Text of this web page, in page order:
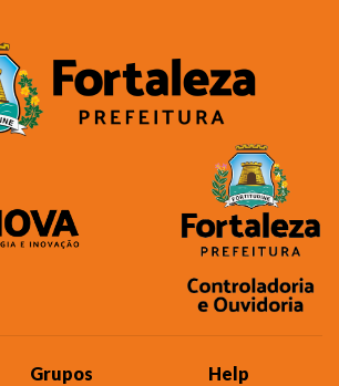
Grupos
Help